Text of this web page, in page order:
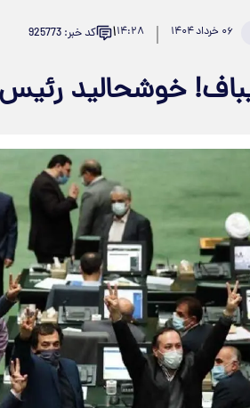
۰۶ خرداد ۱۴۰۴ ۱۴:۲۸۱ کد خبر: 925773
خوشحالید